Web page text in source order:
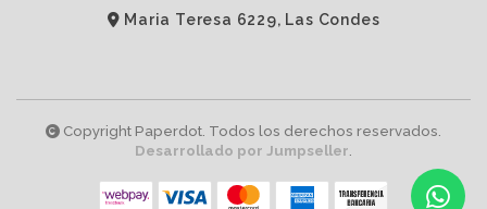
Maria Teresa 6229, Las Condes
Copyright Paperdot. Todos los derechos reservados.
Desarrollado por Jumpseller